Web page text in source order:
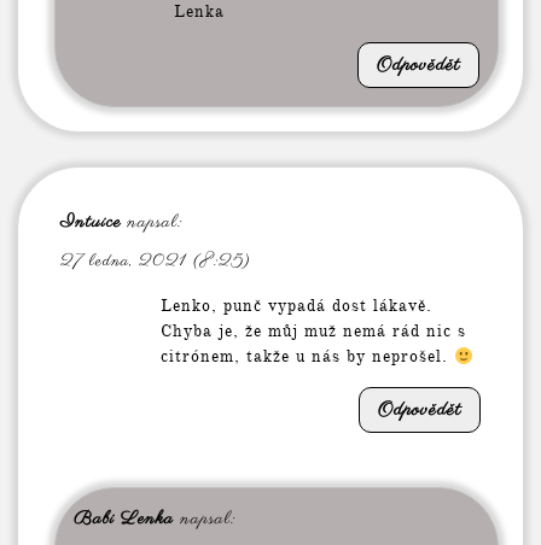
Lenka
Odpovědět
Intuice napsal:
27 ledna, 2021 (8:25)
Lenko, punč vypadá dost lákavě.
Chyba je, že můj muž nemá rád nic s
citrónem, takže u nás by neprošel.
Odpovědět
Babi Lenka napsal: